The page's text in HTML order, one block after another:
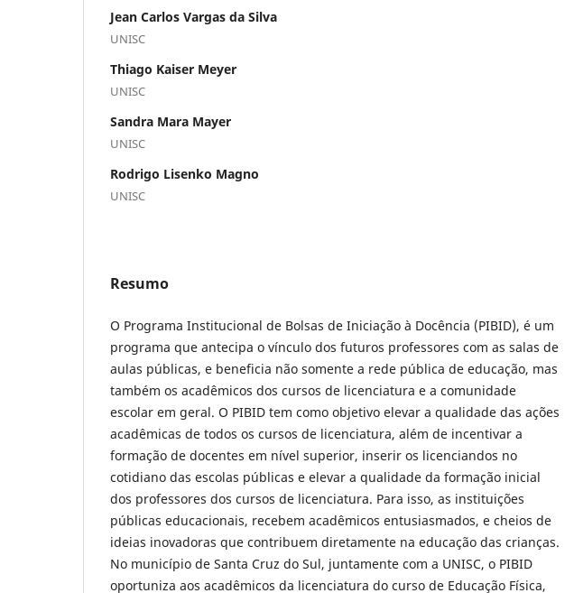
Jean Carlos Vargas da Silva
UNISC
Thiago Kaiser Meyer
UNISC
Sandra Mara Mayer
UNISC
Rodrigo Lisenko Magno
UNISC
Resumo
O Programa Institucional de Bolsas de Iniciação à Docência (PIBID), é um
programa que antecipa o vínculo dos futuros professores com as salas de
aulas públicas, e beneficia não somente a rede pública de educação, mas
também os acadêmicos dos cursos de licenciatura e a comunidade
escolar em geral. O PIBID tem como objetivo elevar a qualidade das ações
acadêmicas de todos os cursos de licenciatura, além de incentivar a
formação de docentes em nível superior, inserir os licenciandos no
cotidiano das escolas públicas e elevar a qualidade da formação inicial
dos professores dos cursos de licenciatura. Para isso, as instituições
públicas educacionais, recebem acadêmicos entusiasmados, e cheios de
ideias inovadoras que contribuem diretamente na educação das crianças.
No município de Santa Cruz do Sul, juntamente com a UNISC, o PIBID
oportuniza aos acadêmicos da licenciatura do curso de Educação Física,